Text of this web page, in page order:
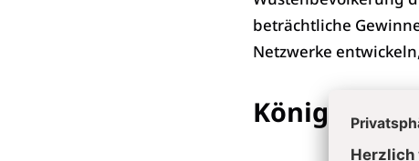
beträchtliche
Netzwerke
Königin